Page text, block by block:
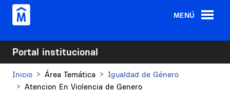
Pasar al contenido principal
MENÚ
Portal institucional
Inicio Área Temática
Igualdad de Género
Atencion En Violencia de Genero